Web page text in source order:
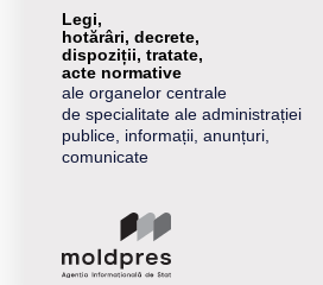
Legi,
hotărâri, decrete,
dispoziții, tratate,
acte normative
ale organelor centrale
de specialitate ale administrației
publice, informații, anunțuri,
comunicate